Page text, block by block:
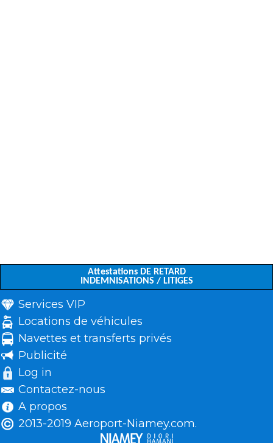
Attestations DE RETARD
INDEMNISATIONS / LITIGES
Services VIP
Locations de véhicules
Navettes et transferts privés
Publicité
Log in
Contactez-nous
A propos
2013-2019 Aeroport-Niamey.com.